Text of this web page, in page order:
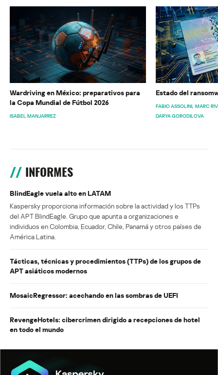
Wardriving en México: preparativos para
la Copa Mundial de Fútbol 2026
ISABEL MANJARREZ
Estado del
FABIO ASSOLINI MARC
DARYA GORODILOVA
INFORMES
BlindEagle vuela alto en LATAM
Kaspersky proporciona información sobre la actividad y los TTPs
del APT BlindEagle. Grupo que apunta a organizaciones e
individuos en Colombia, Ecuador, Chile, Panamá y otros países de
América Latina.
Tácticas, técnicas y procedimientos (TTPs) de los grupos de
APT asiáticos modernos
MosaicRegressor: acechando en las sombras de UEFI
RevengeHotels: cibercrimen dirigido a recepciones de hotel
en todo el mundo